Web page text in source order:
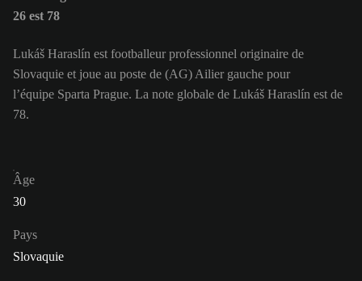
26 est 78
Lukáš Haraslín est footballeur professionnel originaire de
Slovaquie et joue au poste de (AG) Ailier gauche pour
l’équipe Sparta Prague. La note globale de Lukáš Haraslín est de
78.
Âge
30
Pays
Slovaquie